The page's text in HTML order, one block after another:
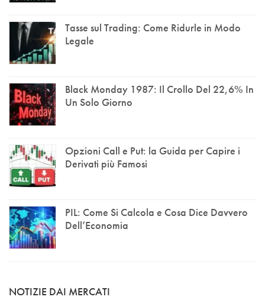
Tasse sul Trading: Come Ridurle in Modo
Legale
Black Monday 1987: Il Crollo Del 22,6% In
Un Solo Giorno
Opzioni Call e Put: la Guida per Capire i
Derivati più Famosi
PIL: Come Si Calcola e Cosa Dice Davvero
Dell’Economia
NOTIZIE DAI MERCATI